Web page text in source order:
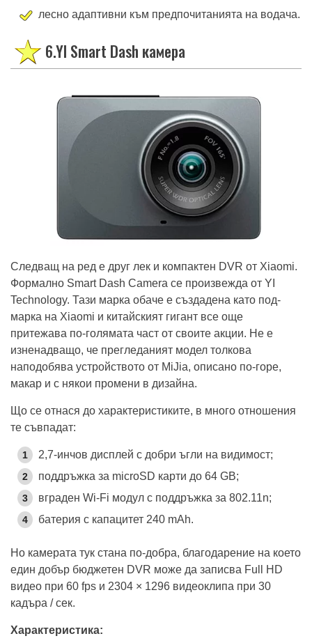
лесно адаптивни към предпочитанията на водача.
6.YI Smart Dash камера
Следващ на ред е друг лек и компактен DVR от Xiaomi.
Формално Smart Dash Camera се произвежда от YI
Technology. Тази марка обаче е създадена като под-
марка на Xiaomi и китайският гигант все още
притежава по-голямата част от своите акции. Не е
изненадващо, че прегледаният модел толкова
наподобява устройството от MiJia, описано по-горе,
макар и с някои промени в дизайна.
Що се отнася до характеристиките, в много отношения
те съвпадат:
2,7-инчов дисплей с добри ъгли на видимост;
поддръжка за microSD карти до 64 GB;
вграден Wi-Fi модул с поддръжка за 802.11n;
батерия с капацитет 240 mAh.
Но камерата тук стана по-добра, благодарение на което
един добър бюджетен DVR може да записва Full HD
видео при 60 fps и 2304 × 1296 видеоклипа при 30
кадъра / сек.
Характеристика: